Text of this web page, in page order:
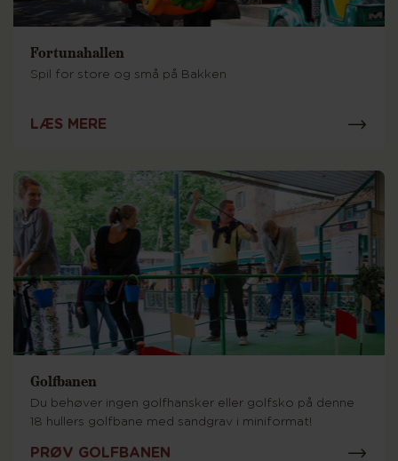
Fortunahallen
Spil for store og små på Bakken
LÆS MERE
Golfbanen
Du behøver ingen golfhansker eller golfsko på denne
18 hullers golfbane med sandgrav i miniformat!
PRØV GOLFBANEN